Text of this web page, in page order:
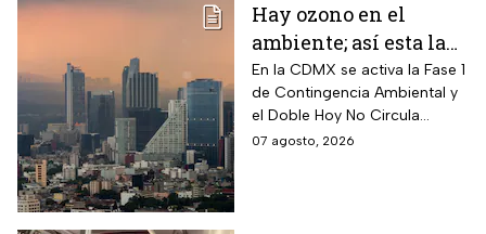
Hay ozono en el
ambiente; así esta la
calidad del aire en
CDMX hoy
En la CDMX se activa la Fase 1
de Contingencia Ambiental y
el Doble Hoy No Circula
cuando hay altos índices de
07 agosto, 2026